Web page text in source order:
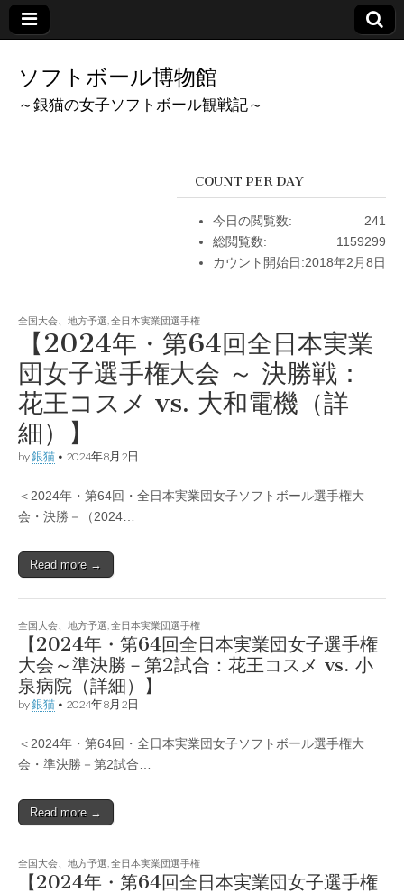
ソフトボール博物館
～銀猫の女子ソフトボール観戦記～
COUNT PER DAY
241
今日の閲覧数:
1159299
総閲覧数:
2018年2月8日
カウント開始日:
全国大会、地方予選 全日本実業団選手権
【2024年・第64回全日本実業
団女子選手権大会 ～ 決勝戦：
花王コスメ vs. 大和電機（詳
細）】
by銀猫 • 2024年8月2日
＜2024年・第64回・全日本実業団女子ソフトボール選手権大
会・決勝－（2024…
Read more →
全国大会、地方予選 全日本実業団選手権
【2024年・第64回全日本実業団女子選手権
大会～準決勝－第2試合：花王コスメ vs. 小
泉病院（詳細）】
by銀猫 • 2024年8月2日
＜2024年・第64回・全日本実業団女子ソフトボール選手権大
会・準決勝－第2試合…
Read more →
全国大会、地方予選 全日本実業団選手権
【2024年・第64回全日本実業団女子選手権